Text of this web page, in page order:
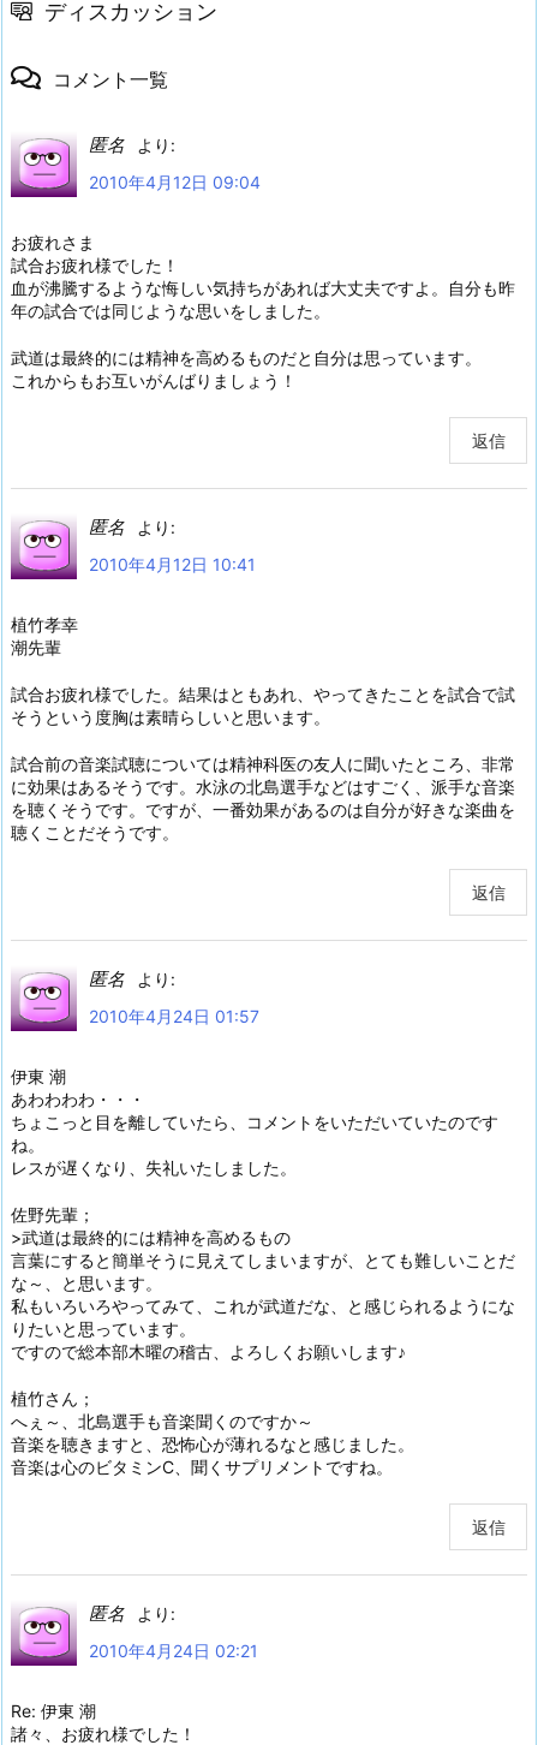
ディスカッション
コメント一覧
匿名
より:
2010年4月12日 09:04
お疲れさま
試合お疲れ様でした！
血が沸騰するような悔しい気持ちがあれば大丈夫ですよ。自分も昨
年の試合では同じような思いをしました。
武道は最終的には精神を高めるものだと自分は思っています。
これからもお互いがんばりましょう！
返信
匿名
より:
2010年4月12日 10:41
植竹孝幸
潮先輩
試合お疲れ様でした。結果はともあれ、やってきたことを試合で試
そうという度胸は素晴らしいと思います。
試合前の音楽試聴については精神科医の友人に聞いたところ、非常
に効果はあるそうです。水泳の北島選手などはすごく、派手な音楽
を聴くそうです。ですが、一番効果があるのは自分が好きな楽曲を
聴くことだそうです。
返信
匿名
より:
2010年4月24日 01:57
伊東 潮
あわわわわ・・・
ちょこっと目を離していたら、コメントをいただいていたのです
ね。
レスが遅くなり、失礼いたしました。
佐野先輩；
>武道は最終的には精神を高めるもの
言葉にすると簡単そうに見えてしまいますが、とても難しいことだ
な～、と思います。
私もいろいろやってみて、これが武道だな、と感じられるようにな
りたいと思っています。
ですので総本部木曜の稽古、よろしくお願いします♪
植竹さん；
へぇ～、北島選手も音楽聞くのですか～
音楽を聴きますと、恐怖心が薄れるなと感じました。
音楽は心のビタミンC、聞くサプリメントですね。
返信
匿名
より:
2010年4月24日 02:21
Re: 伊東 潮
諸々、お疲れ様でした！